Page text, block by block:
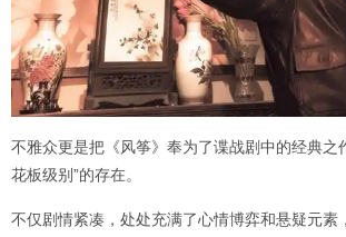
不雅众更是把《风筝》奉为了谍战剧中的经典之
花板级别”的存在。
不仅剧情紧凑，处处充满了心情博弈和悬疑元素